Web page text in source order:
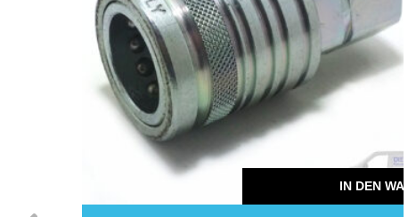
IN DEN